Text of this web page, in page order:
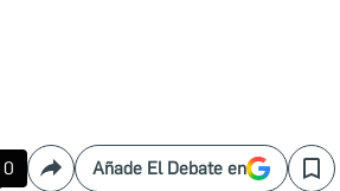
0 CompartirAñade El Debate en Save